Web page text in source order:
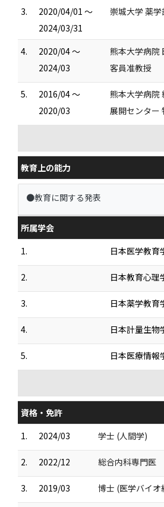
3.
2020/04/01 ～
2024/03/31
崇城大学 薬
4.
2020/04 ～
2024/03
熊本大学病院
客員准教授
5.
2016/04 ～
2020/03
熊本大学病院
展開センター
教育上の能力
●教育に関する発表
所属学会
1.
日本医学教育
2. 日本教育心理
3. 日本薬学教育
4. 日本計量生物
5. 日本医療情報
資格・免許
1.
2024/03 学士 (人間学)
2. 2022/12 総合内科専門医
3. 2019/03 博士 (医学バイオ